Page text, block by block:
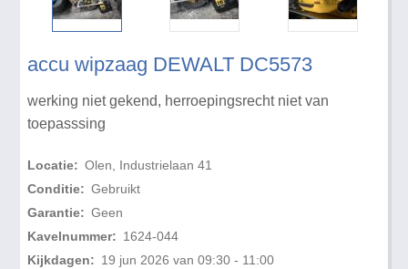
accu wipzaag DEWALT DC5573
werking niet gekend, herroepingsrecht niet van
toepasssing
Locatie: Olen, Industrielaan 41
Conditie: Gebruikt
Garantie: Geen
Kavelnummer: 1624-044
Kijkdagen: 19 jun 2026 van 09:30 - 11:00